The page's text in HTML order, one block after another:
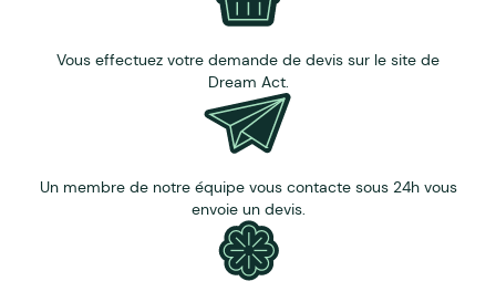
Vous effectuez votre demande de devis sur le site de
Dream Act.
Un membre de notre équipe vous contacte sous 24h vous
envoie un devis.